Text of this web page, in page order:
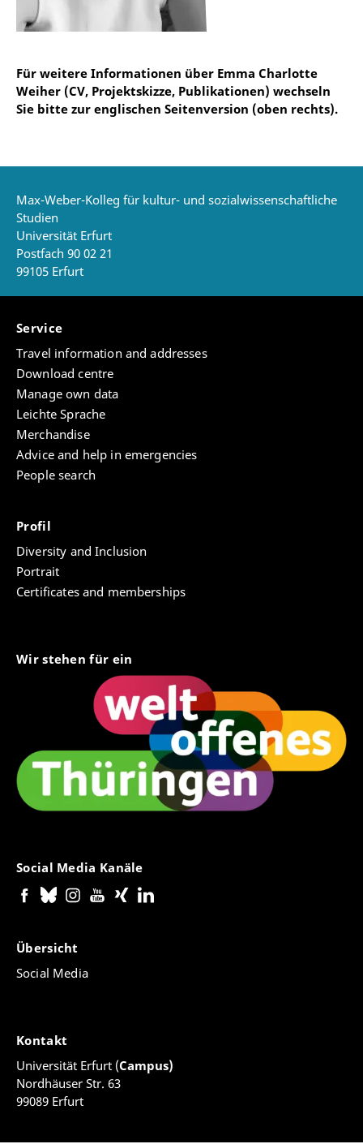
Für weitere Informationen über Emma Charlotte
Weiher (CV, Projektskizze, Publikationen) wechseln
Sie bitte zur englischen Seitenversion (oben rechts).
Max-Weber-Kolleg für kultur- und sozialwissenschaftliche
Studien
Universität Erfurt
Postfach 90 02 21
99105 Erfurt
Service
Travel information and addresses
Download centre
Manage own data
Leichte Sprache
Merchandise
Advice and help in emergencies
People search
Profil
Diversity and Inclusion
Portrait
Certificates and memberships
Wir stehen für ein
Social Media Kanäle
Übersicht
Social Media
Kontakt
Universität Erfurt (Campus)
Nordhäuser Str. 63
99089 Erfurt